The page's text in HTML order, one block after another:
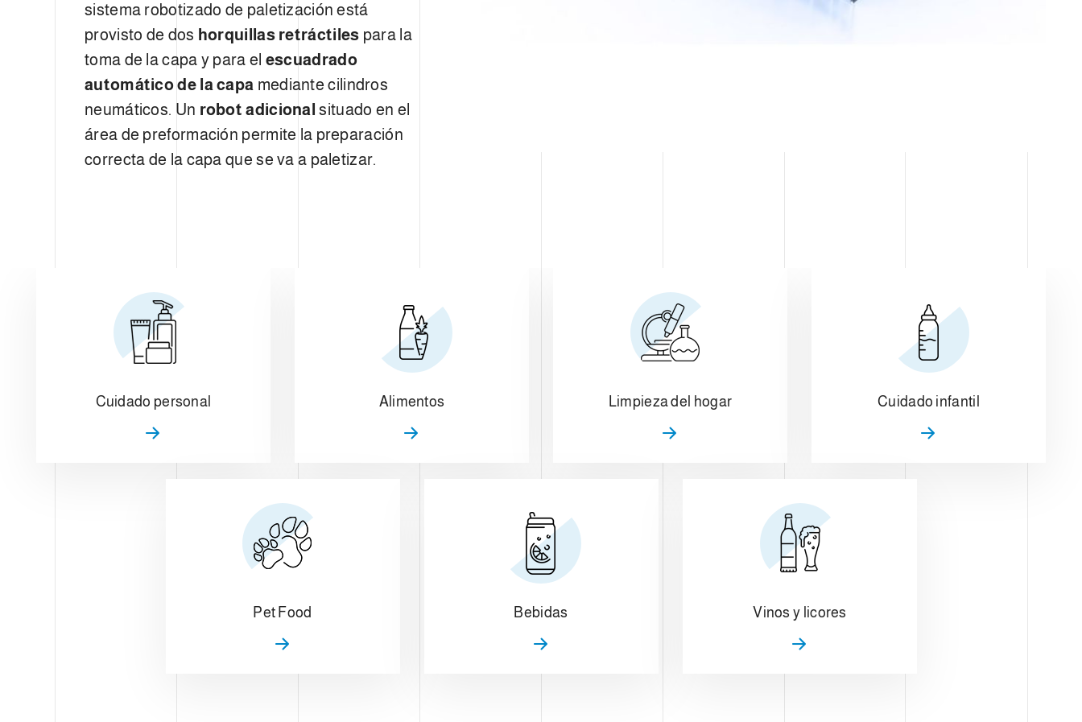
sistema robotizado de paletización está
provisto de dos horquillas retráctiles para la
toma de la capa y para el escuadrado
automático de la capa mediante cilindros
neumáticos. Un robot adicionalsituado en el
área de preformación permite la preparación
correcta de la capa que se va a paletizar.
Cuidado personal Alimentos Limpieza del hogar Cuidado infantil
Pet Food Bebidas Vinos y licores